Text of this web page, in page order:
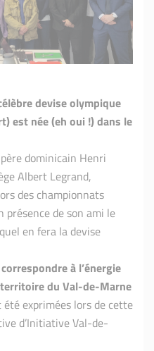
devise olympique
est née (eh oui !) dans le
dominicain Henri
Albert Legrand,
des championnats
présence de son ami le
en fera la devise
à l’énergie
du Val-de-Marne
été exprimées lors de cette
d’Initiative Val-de-